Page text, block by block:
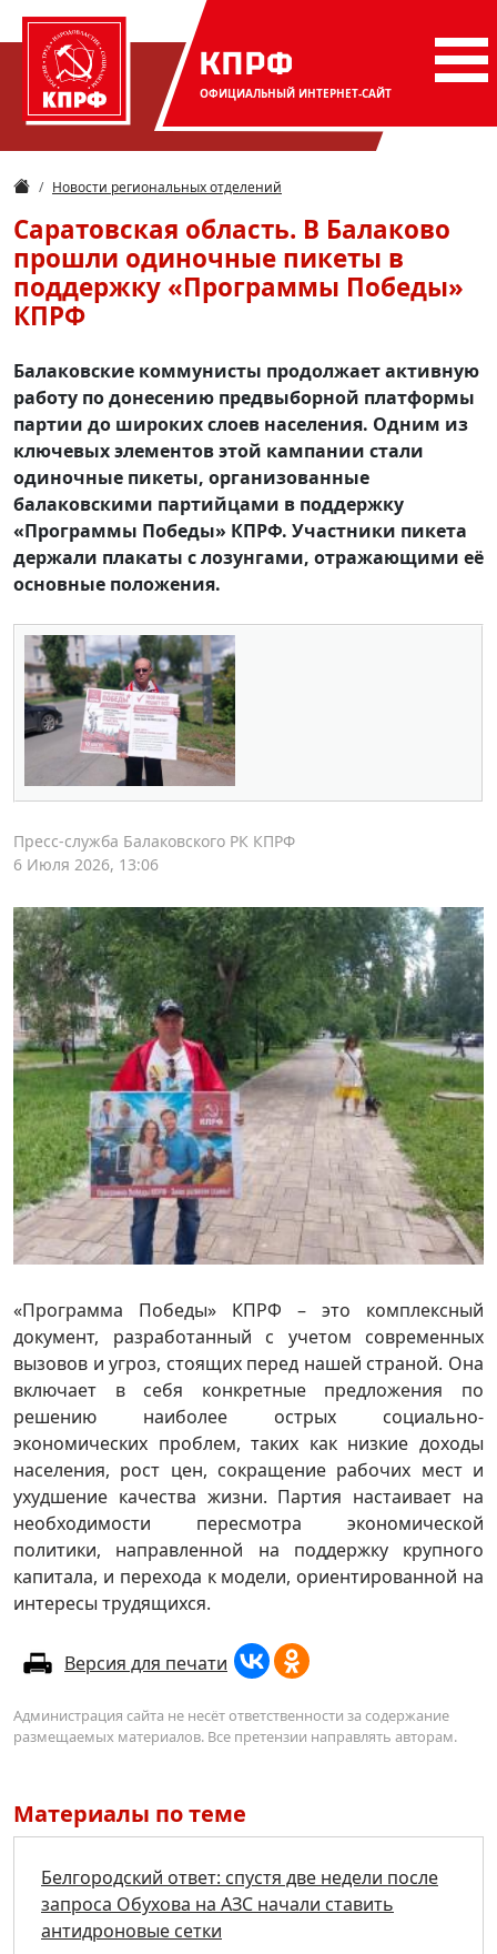
КПРФ
ОФИЦИАЛЬНЫЙ ИНТЕРНЕТ-САЙТ
Новости региональных отделений
Саратовская область. В Балаково
прошли одиночные пикеты в
поддержку «Программы Победы»
КПРФ
Балаковские коммунисты продолжает активную
работу по донесению предвыборной платформы
партии до широких слоев населения. Одним из
ключевых элементов этой кампании стали
одиночные пикеты, организованные
балаковскими партийцами в поддержку
«Программы Победы» КПРФ. Участники пикета
держали плакаты с лозунгами, отражающими её
основные положения.
Пресс-служба Балаковского РК КПРФ
6 Июля 2026, 13:06
«Программа Победы» КПРФ – это комплексный
документ, разработанный с учетом современных
вызовов и угроз, стоящих перед нашей страной. Она
включает в себя конкретные предложения по
решению наиболее острых социально-
экономических проблем, таких как низкие доходы
населения, рост цен, сокращение рабочих мест и
ухудшение качества жизни. Партия настаивает на
необходимости пересмотра экономической
политики, направленной на поддержку крупного
капитала, и перехода к модели, ориентированной на
интересы трудящихся.
Версия для печати
Администрация сайта не несёт ответственности за содержание
размещаемых материалов. Все претензии направлять авторам.
Материалы по теме
Белгородский ответ: спустя две недели после
запроса Обухова на АЗС начали ставить
антидроновые сетки